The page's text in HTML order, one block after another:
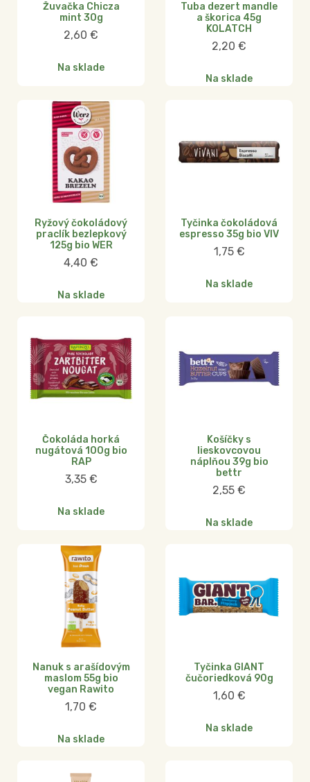
Žuvačka Chicza
mint 30g
2,60 €
Na sklade
Tuba dezert mandle
a škorica 45g
KOLATCH
2,20 €
Na sklade
Ryžový čokoládový
praclík bezlepkový
125g bio WER
4,40 €
Na sklade
Tyčinka čokoládová
espresso 35g bio VIV
1,75 €
Na sklade
Čokoláda horká
nugátová 100g bio
RAP
3,35 €
Na sklade
Košíčky s
lieskovcovou
náplňou 39g bio
bettr
2,55 €
Na sklade
Nanuk s arašídovým
maslom 55g bio
vegan Rawito
1,70 €
Na sklade
Tyčinka GIANT
čučoriedková 90g
1,60 €
Na sklade